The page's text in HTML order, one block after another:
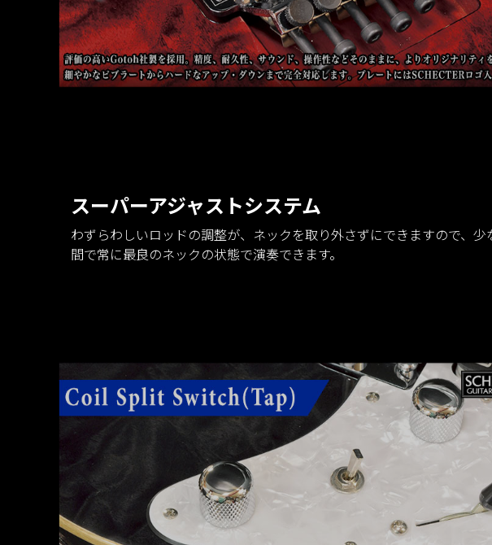
スーパーアジャストシステム
わずらわしいロッドの調整が、ネックを取り外さずにできますので、少
間で常に最良のネックの状態で演奏できます。